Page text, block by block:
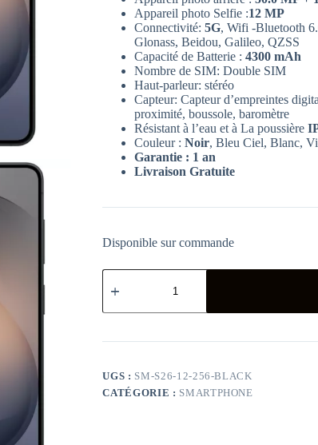
Appareil photo Selfie :12 MP
Connectivité:5G, Wifi -Bluetooth
Glonass, Beidou, Galileo, QZSS
Capacité de Batterie :4300 mAh
Nombre de SIM: Double SIM
Haut-parleur: stéréo
Capteur: Capteur d’empreintes
proximité, boussole, baromètre
Résistant à l’eau et à La poussière
Couleur :Noir, Bleu Ciel, Blanc,
Garantie : 1 an
Livraison Gratuite
Disponible sur commande
quantité
de
Galaxy
5G
256Go
Noir
UGS : SM-S26-12-256-BLACK
CATÉGORIE : SMARTPHONE